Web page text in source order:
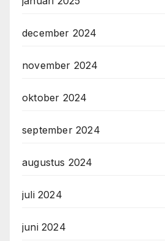
december 2024
november 2024
oktober 2024
september 2024
augustus 2024
juli 2024
juni 2024